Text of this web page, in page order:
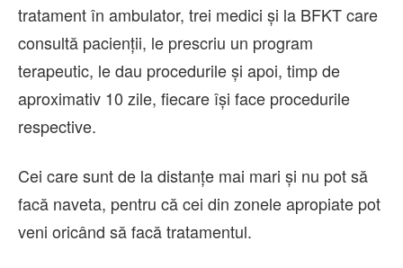
tratament în ambulator, trei medici și la BFKT care
consultă pacienții, le prescriu un program
terapeutic, le dau procedurile și apoi, timp de
aproximativ 10 zile, fiecare își face procedurile
respective.
Cei care sunt de la distanțe mai mari și nu pot să
facă naveta, pentru că cei din zonele apropiate pot
veni oricând să facă tratamentul.